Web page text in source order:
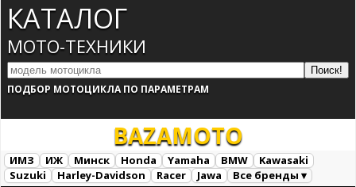
КАТАЛОГ
МОТО-ТЕХНИКИ
ПОДБОР МОТОЦИКЛА ПО ПАРАМЕТРАМ
BAZAMOTO
ИМЗ ИЖ Минск Honda Yamaha BMW
Kawasaki
Suzuki
Harley-Davidson Racer Jawa
Все бренды ▾